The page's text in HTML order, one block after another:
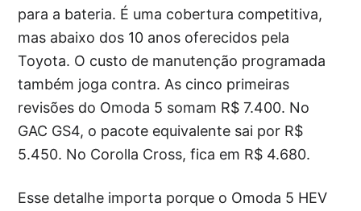
para a bateria. É uma cobertura competitiva,
mas abaixo dos 10 anos oferecidos pela
Toyota. O custo de manutenção programada
também joga contra. As cinco primeiras
revisões do Omoda 5 somam R$ 7.400. No
GAC GS4, o pacote equivalente sai por R$
5.450. No Corolla Cross, fica em R$ 4.680.
Esse detalhe importa porque o Omoda 5 HEV